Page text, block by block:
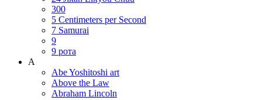
300
5 Centimeters per Second
7 Samurai
9
9 рота
A
Abe Yoshitoshi art
Above the Law
Abraham Lincoln